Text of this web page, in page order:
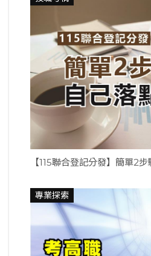
【115聯合登記分發】簡單2
專業探索